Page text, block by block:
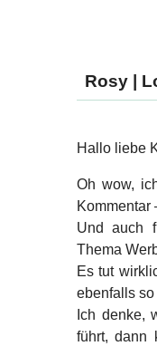
Rosy |
Hallo liebe
Oh wow,
Kommentar
Und auch
Thema
Es tut
ebenfalls
Ich denke,
führt, dann